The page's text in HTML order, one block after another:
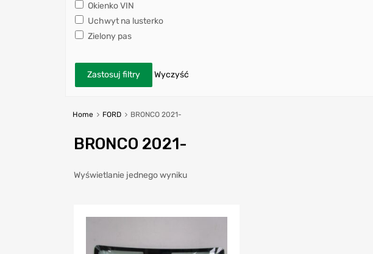
Okienko VIN
Uchwyt na lusterko
Zielony pas
Zastosuj filtry Wyczyść
Home FORD BRONCO 2021-
BRONCO 2021-
Wyświetlanie jednego wyniku